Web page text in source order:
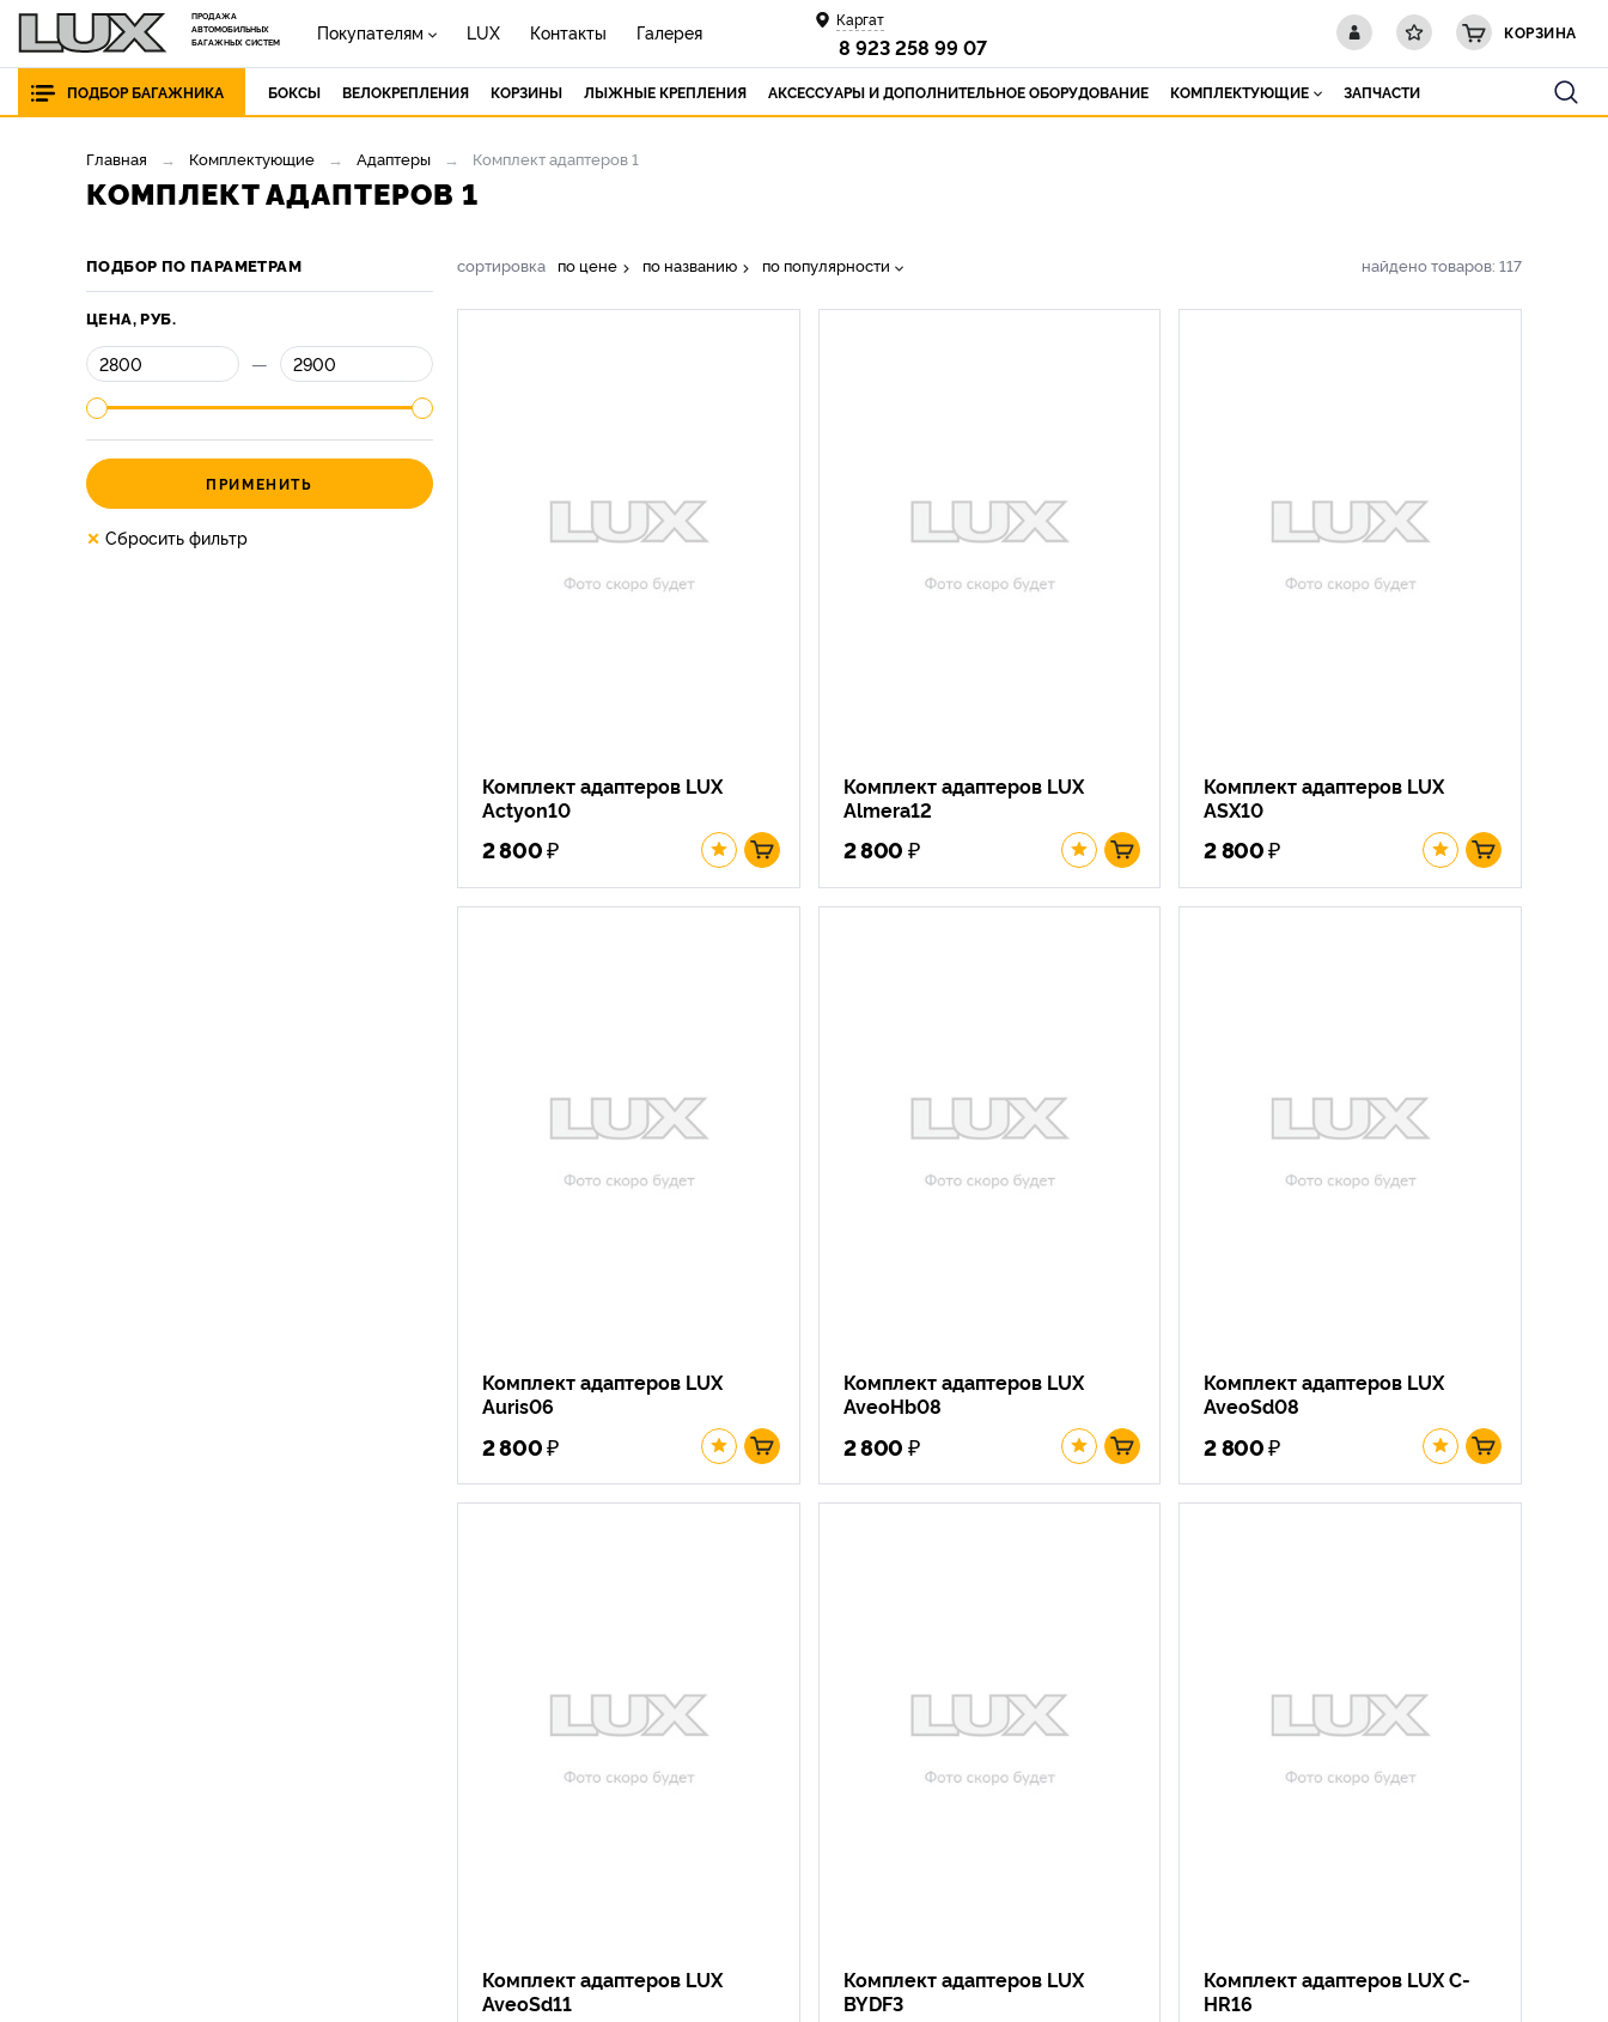
ПРОДАЖА
АВТОМОБИЛЬНЫХ
БАГАЖНЫХ СИСТЕМ
КОРЗИНА
Каргат
8 923 258 99 07
Покупателям LUX Контакты Галерея
ПОДБОР БАГАЖНИКА БОКСЫ ВЕЛОКРЕПЛЕНИЯ КОРЗИНЫ ЛЫЖНЫЕ КРЕПЛЕНИЯ АКСЕССУАРЫ И ДОПОЛНИТЕЛЬНОЕ ОБОРУДОВАНИЕ КОМПЛЕКТУЮЩИЕ ЗАПЧАСТИ
Главная Комплектующие Адаптеры Комплект адаптеров 1
КОМПЛЕКТ АДАПТЕРОВ 1
ПОДБОР ПО ПАРАМЕТРАМ
ЦЕНА, РУБ.
—
ПРИМЕНИТЬ
× Сбросить фильтр
сортировка по цене по названию по популярности найдено товаров: 117
Комплект адаптеров LUX
Actyon10
2 800₽
Комплект адаптеров LUX
Almera12
2 800 ₽
Комплект адаптеров LUX
ASX10
2 800₽
Комплект адаптеров LUX
Auris06
2 800₽
Комплект адаптеров LUX
AveoHb08
2 800 ₽
Комплект адаптеров LUX
AveoSd08
2 800₽
Комплект адаптеров LUX
AveoSd11
Комплект адаптеров LUX
BYDF3
Комплект адаптеров LUX C-
HR16